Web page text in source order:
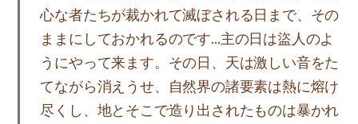
心な者たちが裁かれて滅ぼされる日まで、その
ままにしておかれるのです…主の日は盜人のよ
うにやって来ます。その日、天は激しい音をた
てながら消えうせ、自然界の諸要素は熱に熔け
尽くし、地とそこで造り出されたものは暴かれ